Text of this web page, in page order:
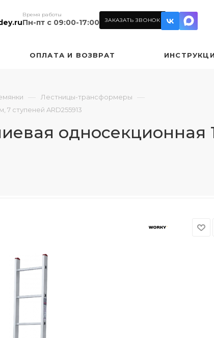
Время работы
Пн-пт с 09:00-17:00 ЗАКАЗАТЬ ЗВОНОК
ОПЛАТА И ВОЗВРАТ
— Лестницы-трансформеры —
7 ступеней ARD255913
односекционная